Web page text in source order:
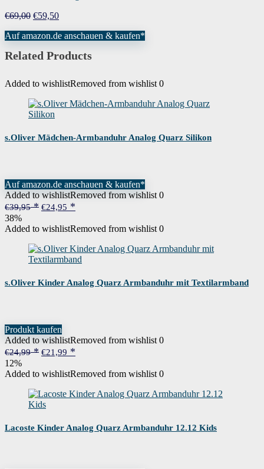
Modelljahr 2018
Artikelnummer
€69,00 Ursprünglicher
war:
€59,50Aktueller
ist:
Auf amazon.de anschauen & kaufen*
Related Products
Added to wishlistRemoved from wishlist 0
s.Oliver Mädchen-Armbanduhr Analog Quarz Silikon
Auf amazon.de anschauen & kaufen*
Added to wishlistRemoved from wishlist 0
€39,95
Ursprünglicher
war:
€39,95
€24,95
ist:
€24,95.
38%
Added to wishlistRemoved from wishlist 0
s.Oliver Kinder Analog Quarz Armbanduhr mit Textilarmband
Produkt kaufen
Added to wishlistRemoved from wishlist 0
€24,99
Ursprünglicher
war:
€24,99
€21,99
ist:
€21,99.
12%
Added to wishlistRemoved from wishlist 0
Lacoste Kinder Analog Quarz Armbanduhr 12.12 Kids